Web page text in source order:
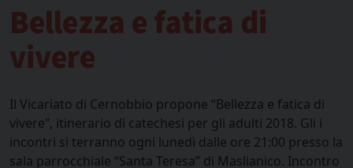
Bellezza e fatica di
vivere
Il Vicariato di Cernobbio propone “Bellezza e fatica di
vivere”, itinerario di catechesi per gli adulti 2018. Gli i
incontri si terranno ogni lunedì dalle ore 21:00 presso la
sala parrocchiale “Santa Teresa” di Maslianico. Incontro